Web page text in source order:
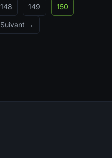
148 149 150
Suivant →